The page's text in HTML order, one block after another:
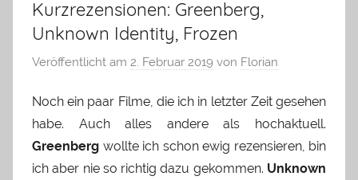
Kurzrezensionen: Greenberg,
Unknown Identity, Frozen
Veröffentlicht am 2. Februar 2019 von Florian
Noch ein paar Filme, die ich in letzter Zeit gesehen
habe. Auch alles andere als hochaktuell.
Greenberg wollte ich schon ewig rezensieren, bin
ich aber nie so richtig dazu gekommen. Unknown